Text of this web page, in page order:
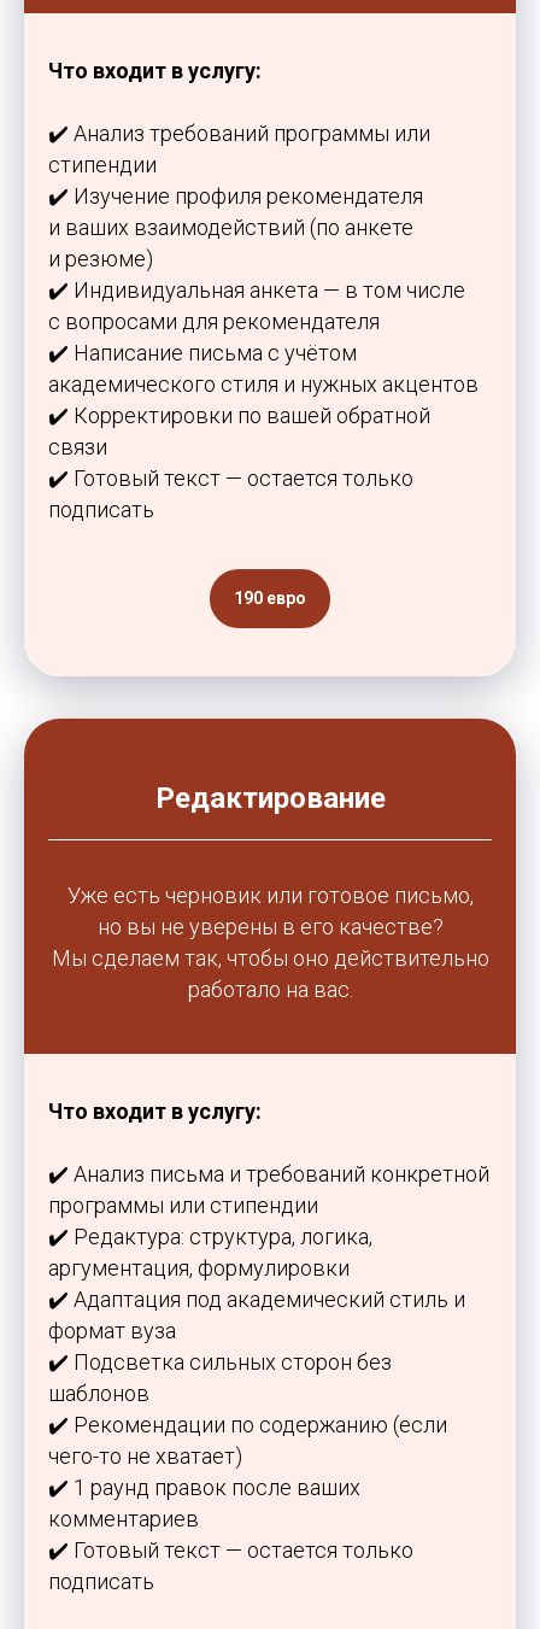
Что входит в услугу:
✔️ Анализ требований программы или
стипендии
✔️ Изучение профиля рекомендателя
и ваших взаимодействий (по анкете
и резюме)
✔️ Индивидуальная анкета — в том числе
с вопросами для рекомендателя
✔️ Написание письма с учётом
академического стиля и нужных акцентов
✔️ Корректировки по вашей обратной
связи
✔️ Готовый текст — остается только
подписать
190 евро
Редактирование
Уже есть черновик или готовое письмо,
но вы не уверены в его качестве?
Мы сделаем так, чтобы оно действительно
работало на вас.
Что входит в услугу:
✔️ Анализ письма и требований конкретной
программы или стипендии
✔️ Редактура: структура, логика,
аргументация, формулировки
✔️ Адаптация под академический стиль и
формат вуза
✔️ Подсветка сильных сторон без
шаблонов
✔️ Рекомендации по содержанию (если
чего-то не хватает)
✔️ 1 раунд правок после ваших
комментариев
✔️ Готовый текст — остается только
подписать
Готовы сделать первый шаг
к сильной заявке?
Отправьте заявку — и мы поможем
вам выделиться из тысячи